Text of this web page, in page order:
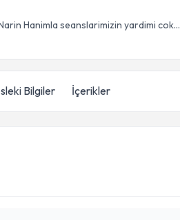
Hanimla seanslarimizin yardimi cok...
Bilgiler İçerikler